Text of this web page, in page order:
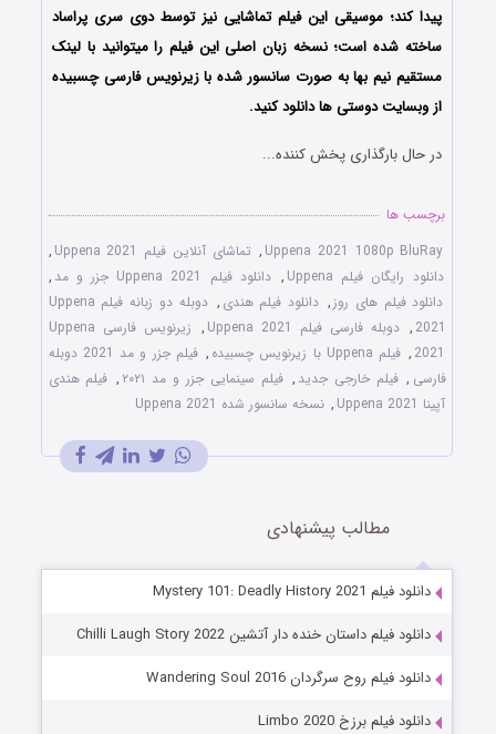
پیدا کند؛ موسیقی این فیلم تماشایی نیز توسط دوی سری پراساد
ساخته شده است؛ نسخه زبان اصلی این فیلم را میتوانید با لینک
مستقیم نیم بها به صورت سانسور شده با زیرنویس فارسی چسبیده
از وبسایت دوستی ها دانلود کنید.
در حال بارگذاری پخش کننده...
برچسب ها
Uppena 2021 1080p BluRay
, تماشای آنلاین فیلم Uppena 2021
,
دانلود رایگان فیلم Uppena
, دانلود فیلم Uppena 2021 جزر و مد
,
دانلود فیلم های روز , دانلود فیلم هندی ,
دوبله دو زبانه فیلم Uppena
2021
, دوبله فارسی فیلم Uppena 2021 ,
زیرنویس فارسی Uppena
2021
, فیلم Uppena با زیرنویس چسبیده ,
فیلم جزر و مد 2021 دوبله
فارسی , فیلم خارجی جدید , فیلم سینمایی جزر و مد ۲۰۲۱ , فیلم هندی
آپینا Uppena 2021
, نسخه سانسور شده Uppena 2021
مطالب پیشنهادی
دانلود فیلم Mystery 101: Deadly History 2021
دانلود فیلم داستان خنده دار آتشین Chilli Laugh Story 2022
دانلود فیلم روح سرگردان Wandering Soul 2016
دانلود فیلم برزخ Limbo 2020